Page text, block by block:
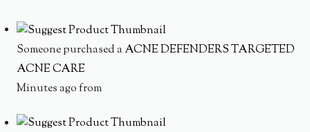
Someone purchased a ACNE DEFENDERS TARGETED
ACNE CARE
Minutes ago from